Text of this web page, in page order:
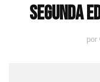
Segunda
por